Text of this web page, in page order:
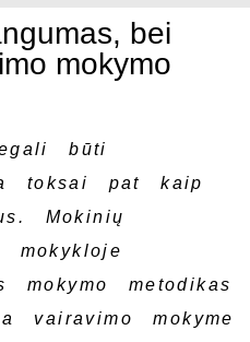
bei
mokymo
būti
toksai pat kaip
Mokinių
mokykloje
mokymo metodikas
vairavimo mokyme